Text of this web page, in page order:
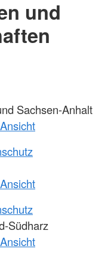
und
Sachsen-Anhalt
Südharz